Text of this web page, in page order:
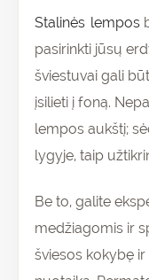
Stalinės lempos
pasirinkti jūsų
šviestuvai gali
įsilieti į foną.
lempos aukštį;
lygyje, taip
Be to, galite
medžiagomis ir
šviesos kokybę